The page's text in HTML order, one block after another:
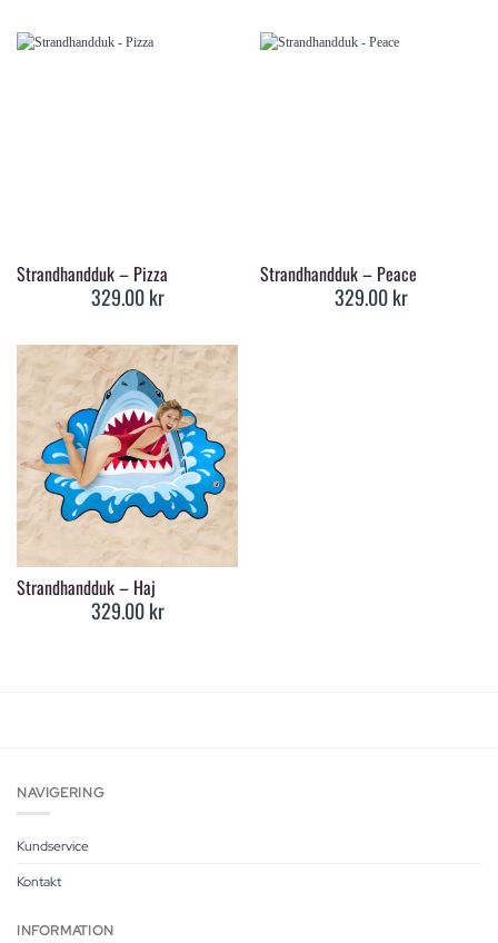
Strandhandduk – Pizza
329.00kr
Strandhandduk – Peace
329.00kr
Strandhandduk – Haj
329.00kr
NAVIGERING
Kundservice
Kontakt
INFORMATION